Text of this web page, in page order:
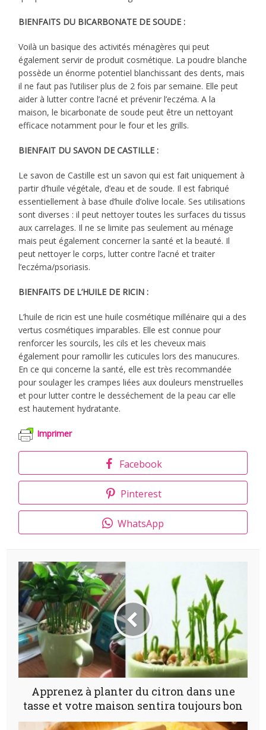
BIENFAITS DU BICARBONATE DE SOUDE :
Voilà un basique des activités ménagères qui peut
également servir de produit cosmétique. La poudre blanche
possède un énorme potentiel blanchissant des dents, mais
il ne faut pas l’utiliser plus de 2 fois par semaine. Elle peut
aider à lutter contre l’acné et prévenir l’eczéma. A la
maison, le bicarbonate de soude peut être un nettoyant
efficace notamment pour le four et les grills.
BIENFAIT DU SAVON DE CASTILLE :
Le savon de Castille est un savon qui est fait uniquement à
partir d’huile végétale, d’eau et de soude. Il est fabriqué
essentiellement à base d’huile d’olive locale. Ses utilisations
sont diverses : il peut nettoyer toutes les surfaces du tissus
aux carrelages. Il ne se limite pas seulement au ménage
mais peut également concerner la santé et la beauté. Il
peut nettoyer le corps, lutter contre l’acné et traiter
l’eczéma/psoriasis.
BIENFAITS DE L’HUILE DE RICIN :
L’huile de ricin est une huile cosmétique millénaire qui a des
vertus cosmétiques imparables. Elle est connue pour
renforcer les sourcils, les cils et les cheveux mais
également pour ramollir les cuticules lors des manucures.
En ce qui concerne la santé, elle est très recommandée
pour soulager les crampes liées aux douleurs menstruelles
et pour lutter contre le desséchement de la peau car elle
est hautement hydratante.
Imprimer
Facebook
Pinterest
WhatsApp
Apprenez à planter du citron dans une
tasse et votre maison sentira toujours bon